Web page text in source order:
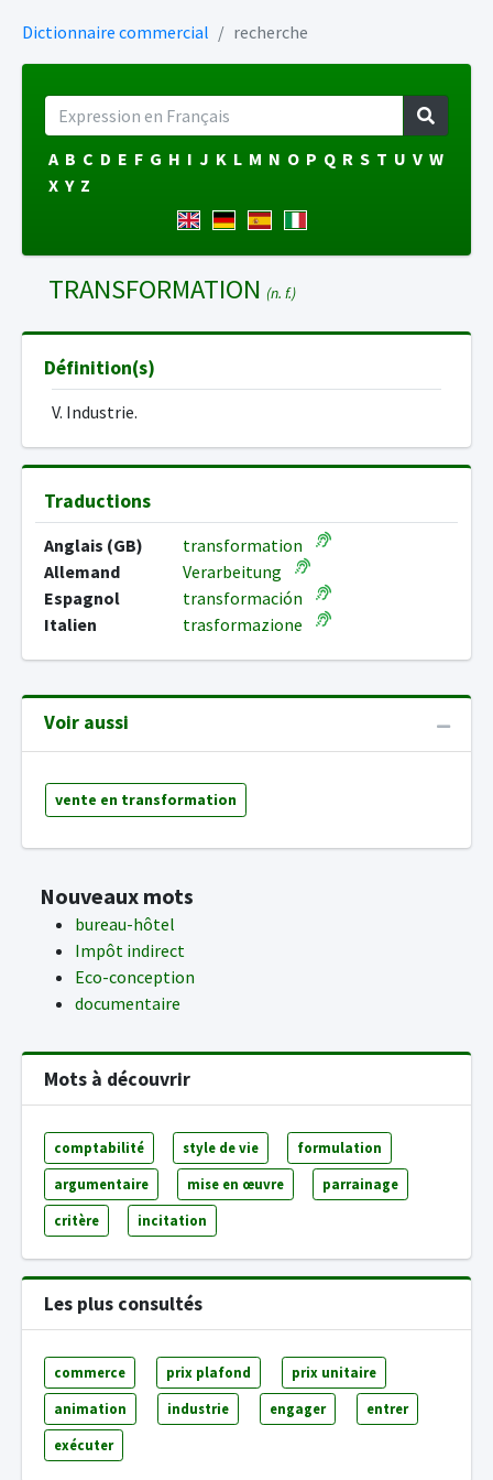
Dictionnaire commercial recherche
A B C D E F G H I J K L M N O P Q R S T U V W
X Y Z
TRANSFORMATION (n. f.)
Définition(s)
V. Industrie.
Traductions
Anglais (GB)
transformation
Allemand
Verarbeitung
Espagnol
transformación
Italien
trasformazione
Voir aussi
vente en transformation
Nouveaux mots
bureau-hôtel
Impôt indirect
Eco-conception
documentaire
Mots à découvrir
comptabilité style de vie formulation
argumentaire mise en œuvre parrainage
critère incitation
Les plus consultés
commerce prix plafond prix unitaire
animation industrie engager entrer
exécuter